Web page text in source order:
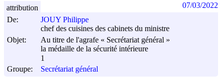
De:
JOUY Philippe
chef des cuisines des cabinets du ministre
Objet:
Au titre de l'agrafe « Secrétariat général »
la médaille de la sécurité intérieure
1
Groupe:
Secrétariat général
attribution 07/03/2022